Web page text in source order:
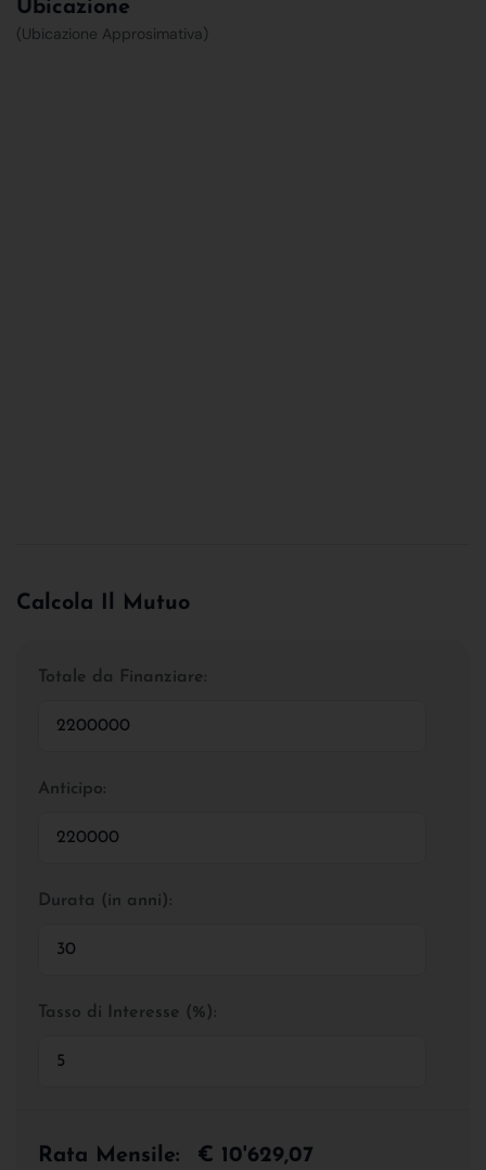
Ubicazione
(Ubicazione Approsimativa)
Calcola Il Mutuo
Totale da Finanziare:
Anticipo:
Durata (in anni):
Tasso di Interesse (%):
Rata Mensile: € 10'629,07